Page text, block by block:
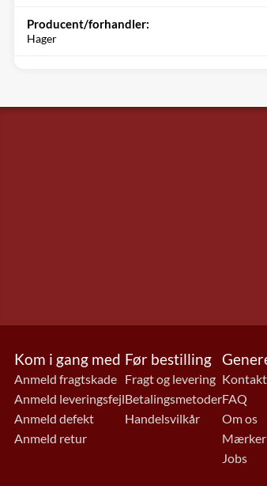
Producent/forhandler:
Hager
Kom i gang med
Anmeld fragtskade
Anmeld leveringsfejl
Anmeld defekt
Anmeld retur
Før bestilling
Fragt og levering
Betalingsmetoder
Handelsvilkår
FAQ
Om os
Mærker
Jobs